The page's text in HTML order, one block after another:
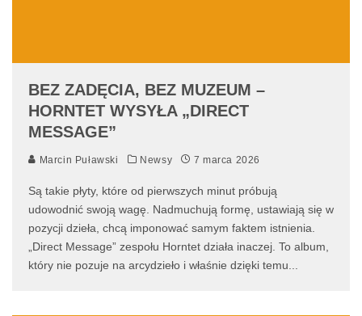
BEZ ZADĘCIA, BEZ MUZEUM –
HORNTET WYSYŁA „DIRECT
MESSAGE”
Marcin Puławski Newsy 7 marca 2026
Są takie płyty, które od pierwszych minut próbują
udowodnić swoją wagę. Nadmuchują formę, ustawiają się w
pozycji dzieła, chcą imponować samym faktem istnienia.
„Direct Message” zespołu Horntet działa inaczej. To album,
który nie pozuje na arcydzieło i właśnie dzięki temu